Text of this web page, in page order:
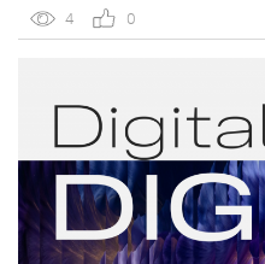
объединивший концепцию
«Урюк». Концепт строится
4 0